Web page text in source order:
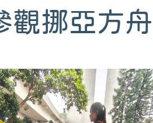
觀挪亞方舟